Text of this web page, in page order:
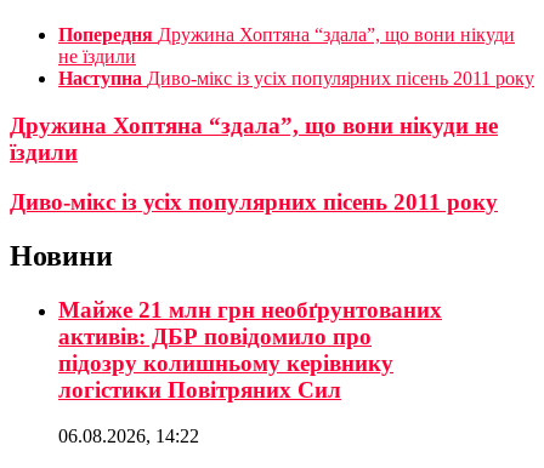
Попередня Дружина Хоптяна “здала”, що вони нікуди
не їздили
Наступна Диво-мікс із усіх популярних пісень 2011 року
Дружина Хоптяна “здала”, що вони нікуди не
їздили
Диво-мікс із усіх популярних пісень 2011 року
Новини
Майже 21 млн грн необґрунтованих
активів: ДБР повідомило про
підозру колишньому керівнику
логістики Повітряних Сил
06.08.2026, 14:22